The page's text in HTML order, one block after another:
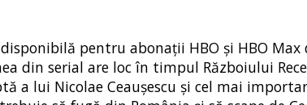
pentru abonații HBO și HBO
din serial are loc în timpul Războiului
a lui Nicolae Ceaușescu și cel mai